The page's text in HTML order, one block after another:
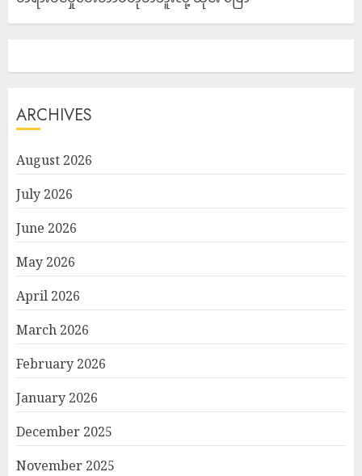
ARCHIVES
August 2026
July 2026
June 2026
May 2026
April 2026
March 2026
February 2026
January 2026
December 2025
November 2025